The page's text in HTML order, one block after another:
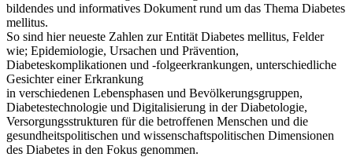
bildendes und informatives Dokument rund um das Thema Diabetes
mellitus.
So sind hier neueste Zahlen zur Entität Diabetes mellitus, Felder
wie; Epidemiologie, Ursachen und Prävention,
Diabeteskomplikationen und -folgeerkrankungen, unterschiedliche
Gesichter einer Erkrankung
in verschiedenen Lebensphasen und Bevölkerungsgruppen,
Diabetestechnologie und Digitalisierung in der Diabetologie,
Versorgungsstrukturen für die betroffenen Menschen und die
gesundheitspolitischen und wissenschaftspolitischen Dimensionen
des Diabetes in den Fokus genommen.